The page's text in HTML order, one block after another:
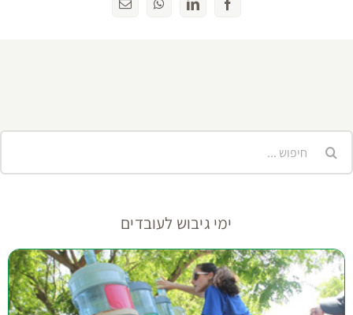
Facebook
LinkedIn
WhatsAppכתובת
ימי גיבוש לעובדים